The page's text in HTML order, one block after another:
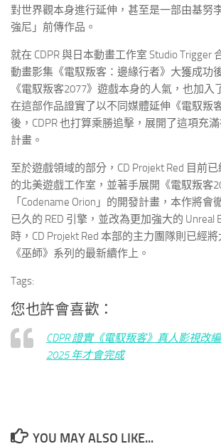
對世界觀本身進行延伸，甚至是一部由基努
強尼」前傳作品。
就在 CDPR 與日本動畫工作室 Studio Trigger
動畫影集《電馭叛客：邊緣行者》大獲成功
《電馭叛客2077》遊戲本身的人氣，也加入
在這部作品證實了以不同媒體延伸《電馭叛
後，CDPR 也打算乘勝追擊，展開了這項充
計畫。
至於遊戲領域的部分，CD Projekt Red 目前
的北美遊戲工作室，並著手展開《電馭叛客
「Codename Orion」的開發計畫，本作將會
已久的 RED 引擎，並改為更加強大的 Unreal
時，CD Projekt Red 本部的主力團隊則已經
《巫師》系列的最新續作上。
Tags:
您也許會喜歡：
CDPR 證實《電馭叛客》真人影視改
2025 年才會完成
YOU MAY ALSO LIKE...